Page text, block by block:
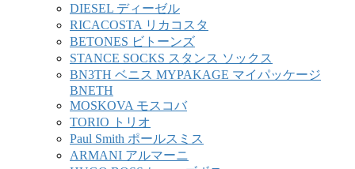
DIESEL ディーゼル
RICACOSTA リカコスタ
BETONES ビトーンズ
STANCE SOCKS スタンス ソックス
BN3TH ベニス MYPAKAGE マイパッケージ
BNETH
MOSKOVA モスコバ
TORIO トリオ
Paul Smith ポールスミス
ARMANI アルマーニ